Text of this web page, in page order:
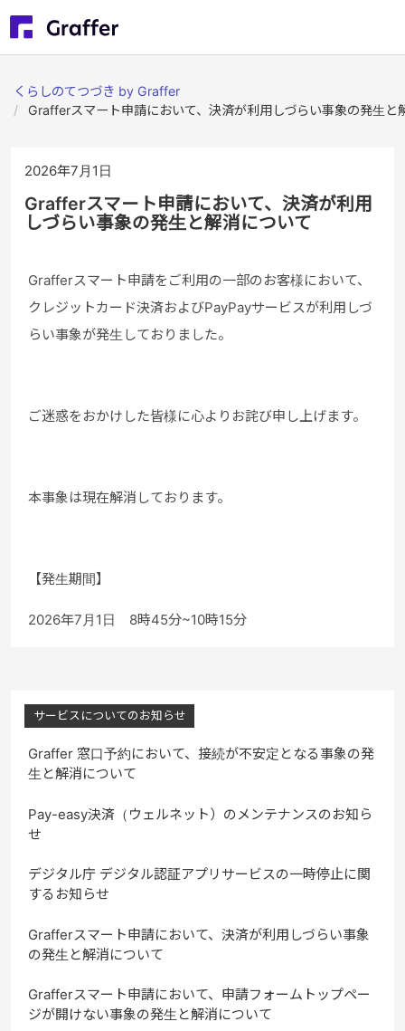
くらしのてつづき by Graffer
Grafferスマート申請において、決済が利用しづらい事象の発生と
2026年7月1日
Grafferスマート申請において、決済が利用
しづらい事象の発生と解消について
Grafferスマート申請をご利用の一部のお客様において、
クレジットカード決済およびPayPayサービスが利用しづ
らい事象が発生しておりました。
ご迷惑をおかけした皆様に心よりお詫び申し上げます。
本事象は現在解消しております。
【発生期間】
2026年7月1日 8時45分~10時15分
サービスについてのお知らせ
Graffer 窓口予約において、接続が不安定となる事象の発
生と解消について
Pay-easy決済（ウェルネット）のメンテナンスのお知ら
せ
デジタル庁 デジタル認証アプリサービスの一時停止に関
するお知らせ
Grafferスマート申請において、決済が利用しづらい事象
の発生と解消について
Grafferスマート申請において、申請フォームトップペー
ジが開けない事象の発生と解消について